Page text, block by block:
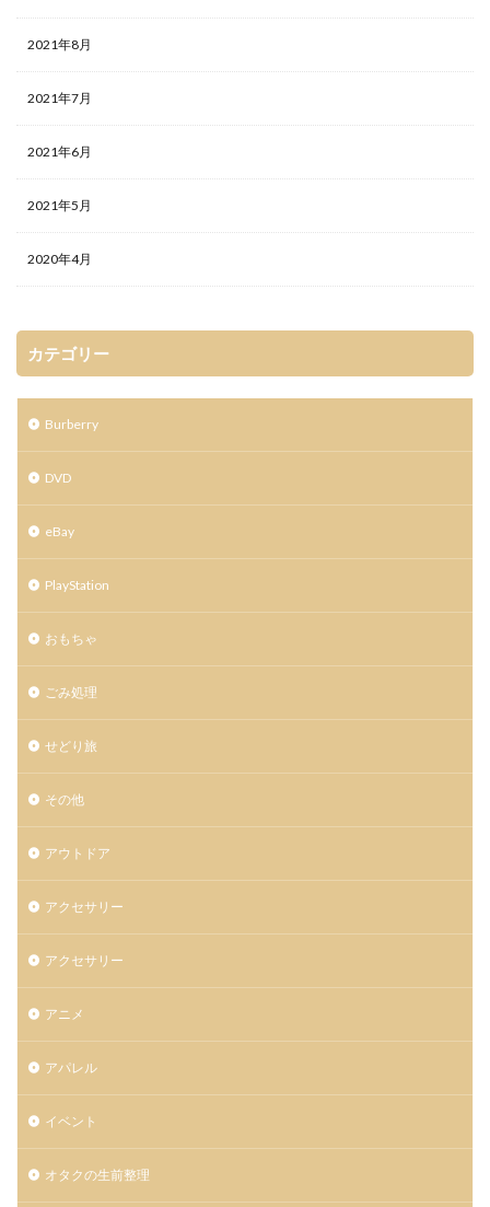
2021年8月
2021年7月
2021年6月
2021年5月
2020年4月
カテゴリー
Burberry
DVD
eBay
PlayStation
おもちゃ
ごみ処理
せどり旅
その他
アウトドア
アクセサリー
アクセサリー
アニメ
アパレル
イベント
オタクの生前整理